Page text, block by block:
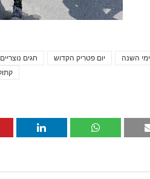
חגים נוצריים יום פטריק הקדוש ימי השנה